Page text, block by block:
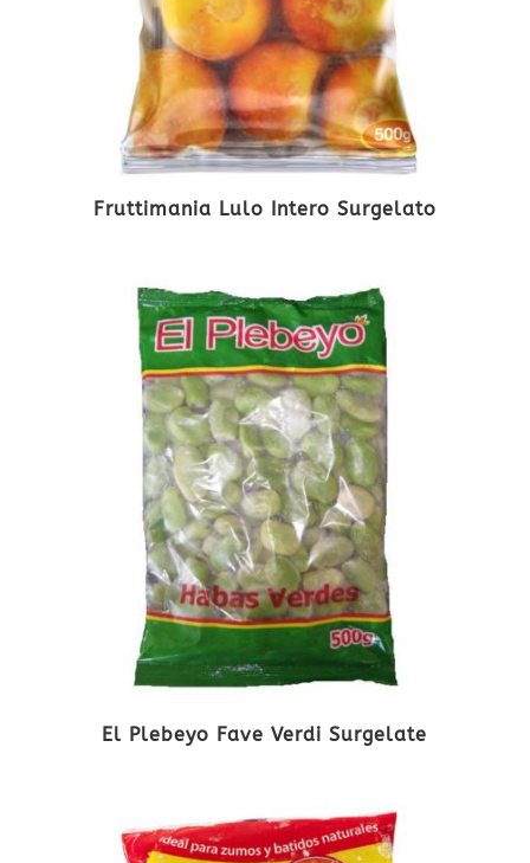
Fruttimania Lulo Intero Surgelato
El Plebeyo Fave Verdi Surgelate